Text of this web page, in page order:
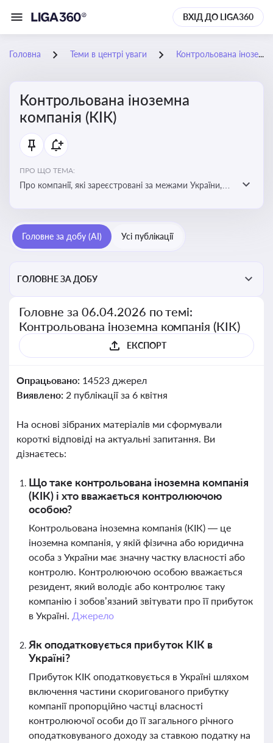
ВХІД ДО LIGA360
Головна Теми в центрі уваги Контрольована іноземна компанія (КІК)
Контрольована іноземна
компанія (КІК)
ПРО ЩО ТЕМА:
Про компанії, які зареєстровані за межами України,
органами України щодо своїх доходів і витрат
Головне за добу (AI) Усі публікації
ГОЛОВНЕ ЗА ДОБУ
Головне за 06.04.2026 по темі:
Контрольована іноземна компанія (КІК)
ЕКСПОРТ
Опрацьовано: 14523 джерел
Виявлено: 2 публікації за 6 квітня
На основі зібраних матеріалів ми сформували
короткі відповіді на актуальні запитання. Ви
дізнаєтесь:
Що таке контрольована іноземна компанія
(КІК) і хто вважається контролюючою
особою?
Контрольована іноземна компанія (КІК) — це
іноземна компанія, у якій фізична або юридична
особа з України має значну частку власності або
контролю. Контролюючою особою вважається
резидент, який володіє або контролює таку
компанію і зобов’язаний звітувати про її прибуток
в Україні. Джерело
Як оподатковується прибуток КІК в
Україні?
Прибуток КІК оподатковується в Україні шляхом
включення частини скоригованого прибутку
компанії пропорційно частці власності
контролюючої особи до її загального річного
оподатковуваного доходу за ставкою податку на